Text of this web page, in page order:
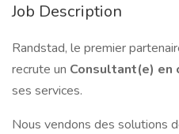
Job Description
Randstad, le premier
recrute un Consultant(e) en
ses services.
Nous vendons des solutions